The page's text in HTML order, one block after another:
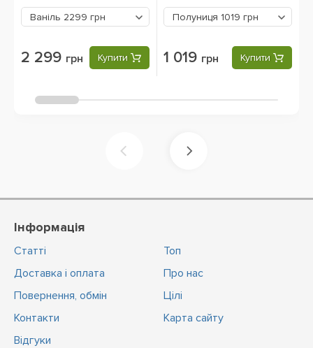
Ваніль 2299 грн
2 299 грн Купити
Полуниця 1019 грн
1 019 грн Купити
Інформація
Статті
Доставка і оплата
Повернення, обмін
Контакти
Відгуки
Топ
Про нас
Цiлi
Карта сайту